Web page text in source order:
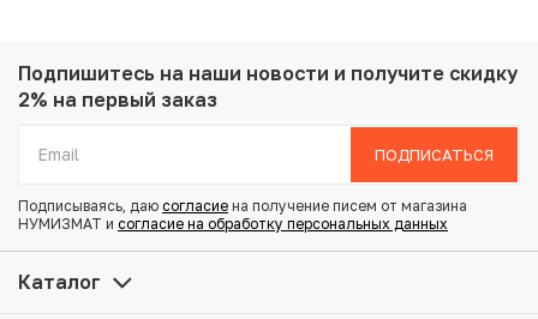
Вес: 3 г
Диаметр: 20 мм
Купить 1 бат 2021 года (BE 2564) Таиланд по
привлекательной цене можно в нашем интернет-
магазине — Вам достаточно оформить заказ на сайте.
Все монеты, представленные в каталоге, находятся в
Подпишитесь на наши новости и получите скидку
2% на первый заказ
ПОДПИСАТЬСЯ
Подписываясь, даю согласие на получение писем от магазина
НУМИЗМАТ и согласие на обработку персональных данных
Каталог